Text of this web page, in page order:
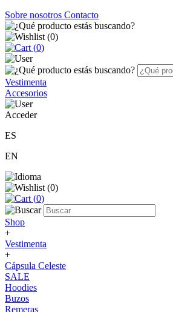
Sobre nosotros Contacto
(0)
(0)
Vestimenta
Accesorios
Acceder
ES
EN
(0)
(0)
Shop
+
Vestimenta
+
Cápsula Celeste
SALE
Hoodies
Buzos
Remeras